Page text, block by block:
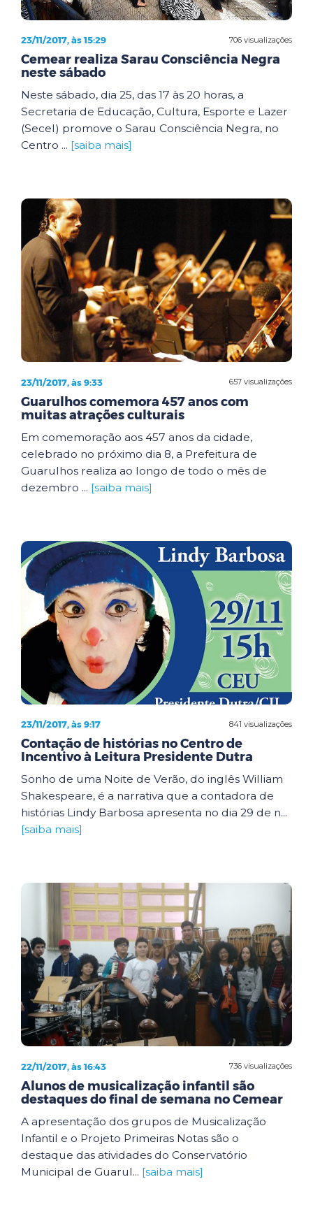
706 visualizações
23/11/2017, às 15:29
Cemear realiza Sarau Consciência Negra
neste sábado
Neste sábado, dia 25, das 17 às 20 horas, a
Secretaria de Educação, Cultura, Esporte e Lazer
(Secel) promove o Sarau Consciência Negra, no
Centro ... [saiba mais]
657 visualizações
23/11/2017, às 9:33
Guarulhos comemora 457 anos com
muitas atrações culturais
Em comemoração aos 457 anos da cidade,
celebrado no próximo dia 8, a Prefeitura de
Guarulhos realiza ao longo de todo o mês de
dezembro ... [saiba mais]
841 visualizações
23/11/2017, às 9:17
Contação de histórias no Centro de
Incentivo à Leitura Presidente Dutra
Sonho de uma Noite de Verão, do inglês William
Shakespeare, é a narrativa que a contadora de
histórias Lindy Barbosa apresenta no dia 29 de n...
[saiba mais]
736 visualizações
22/11/2017, às 16:43
Alunos de musicalização infantil são
destaques do final de semana no Cemear
A apresentação dos grupos de Musicalização
Infantil e o Projeto Primeiras Notas são o
destaque das atividades do Conservatório
Municipal de Guarul... [saiba mais]